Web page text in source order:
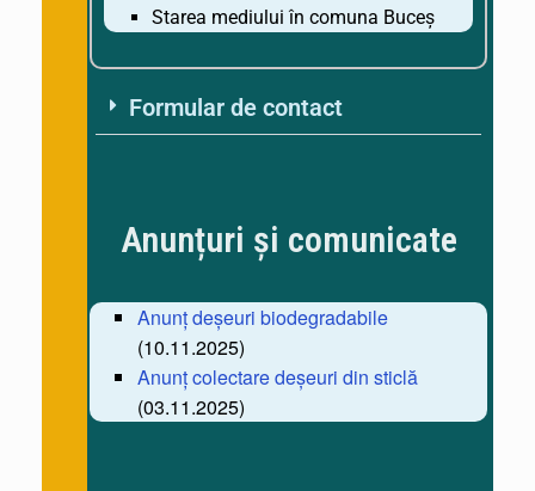
Starea mediului în comuna Buceș
Formular de contact
Anunțuri și comunicate
Anunț deșeuri biodegradabile
(10.11.2025)
Anunț colectare deșeuri din sticlă
(03.11.2025)